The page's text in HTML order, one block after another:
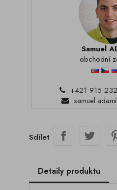
Samuel
obchodní
+421 915
Sdílet
Detaily produktu